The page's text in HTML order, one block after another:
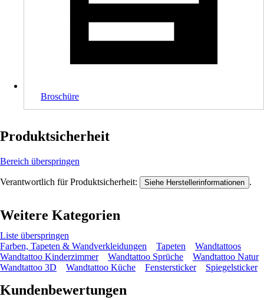
Broschüre
Produktsicherheit
Bereich überspringen
Verantwortlich für Produktsicherheit: Siehe Herstellerinformationen .
Weitere Kategorien
Liste überspringen
Farben, Tapeten & Wandverkleidungen
Tapeten
Wandtattoos
Wandtattoo Kinderzimmer
Wandtattoo Sprüche
Wandtattoo Natur
Wandtattoo 3D
Wandtattoo Küche Fenstersticker Spiegelsticker
Kundenbewertungen